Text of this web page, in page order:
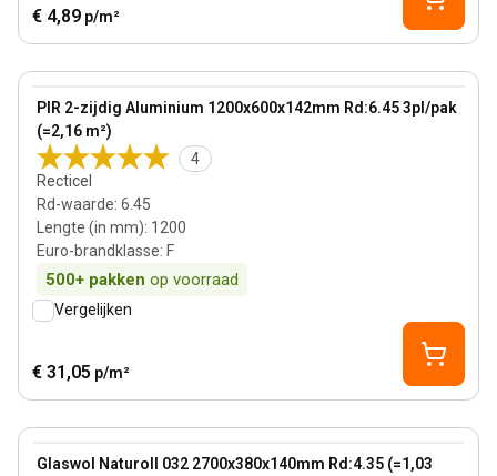
€ 4,89 p/m²
PIR 2-zijdig Aluminium 1200x600x142mm Rd:6.45 3pl/pak
(=2,16 m²)
4
Recticel
Rd-waarde: 6.45
Lengte (in mm): 1200
Euro-brandklasse: F
500+ pakken op voorraad
View product
Vergelijken
€ 31,05 p/m²
Glaswol Naturoll 032 2700x380x140mm Rd:4.35 (=1,03
View product